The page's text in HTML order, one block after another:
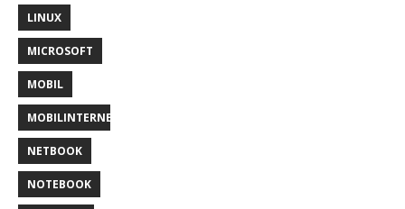
LINUX
MICROSOFT
MOBIL
MOBILINTERNET
NETBOOK
NOTEBOOK